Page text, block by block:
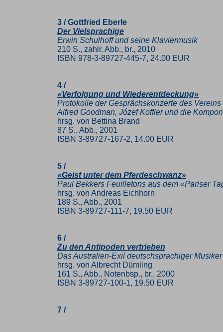
3 / Gottfried Eberle
Der Vielsprachige
Erwin Schulhoff und seine Klaviermusik
210 S., zahlr. Abb., br., 2010
ISBN 978-3-89727-445-7, 24.00 EUR
4 /
«Verfolgung und Wiederentdeckung»
Protokolle der Gesprächskonzerte des
Alfred Goodman, Józef Koffler und die
hrsg. von Bettina Brand
87 S., Abb., 2001
ISBN 3-89727-167-2, 14.00 EUR
5 /
«Geist unter dem Pferdeschwanz»
Paul Bekkers Feuilletons aus dem «Pariser
hrsg. von Andreas Eichhorn
189 S., Abb., 2001
ISBN 3-89727-111-7, 19.50 EUR
6 /
Zu den Antipoden vertrieben
Das Australien-Exil deutschsprachiger Musiker
hrsg. von Albrecht Dümling
161 S., Abb., Notenbsp., br., 2000
ISBN 3-89727-100-1, 19.50 EUR
7 /